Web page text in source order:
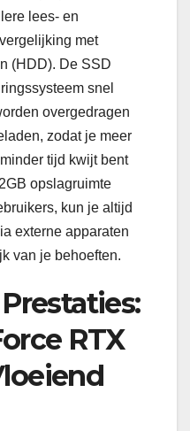
lees- en
met
(HDD). De SSD
snel
overgedragen
zodat je meer
tijd kwijt bent
opslagruimte
kun je altijd
externe apparaten
van je behoeften.
RTX